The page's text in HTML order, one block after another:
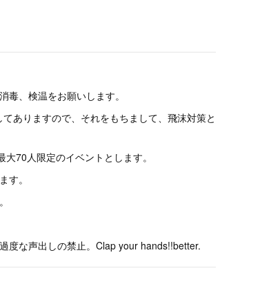
毒、検温をお願いします。
ありますので、それをもちまして、飛沫対策と
70人限定のイベントとします。
す。
度な声出しの禁止。Clap your hands!!better.